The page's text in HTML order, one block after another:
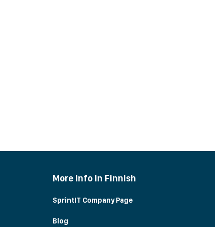
More info in Finnish
SprintIT Company Page
Blog